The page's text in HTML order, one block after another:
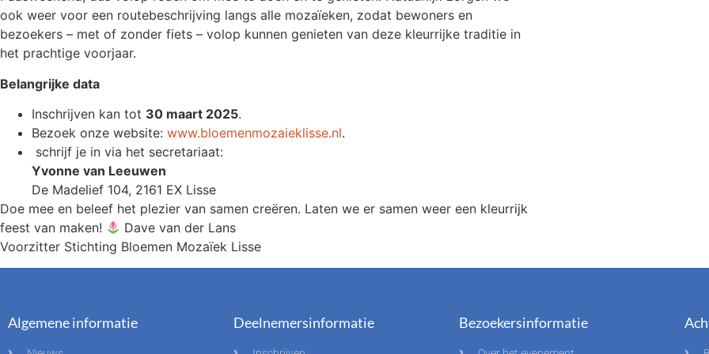
ook weer voor een routebeschrijving langs alle mozaïeken, zodat bewoners en
bezoekers – met of zonder fiets – volop kunnen genieten van deze kleurrijke traditie in
het prachtige voorjaar.
Belangrijke data
Inschrijven kan tot 30 maart 2025.
Bezoek onze website: www.bloemenmozaieklisse.nl.
schrijf je in via het secretariaat:
Yvonne van Leeuwen
De Madelief 104, 2161 EX Lisse
Doe mee en beleef het plezier van samen creëren. Laten we er samen weer een kleurrijk
feest van maken!
Dave van der Lans
Voorzitter Stichting Bloemen Mozaïek Lisse
Algemene informatie Deelnemersinformatie Bezoekersinformatie